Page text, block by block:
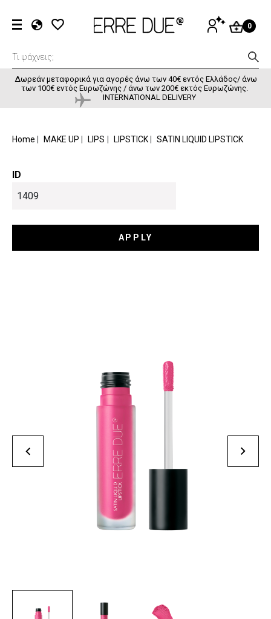
EN
FR
User
ΕΊΣΟΔΟΣ0
Δωρεάν μεταφορικά για αγορές άνω των 40€ εντός Ελλάδος/ άνω
των 100€ εντός Ευρωζώνης / άνω των 200€ εκτός Ευρωζώνης.
INTERNATIONAL DELIVERY
BREADCRUMB
Home MAKE UP LIPS LIPSTICK SATIN LIQUID LIPSTICK
ID